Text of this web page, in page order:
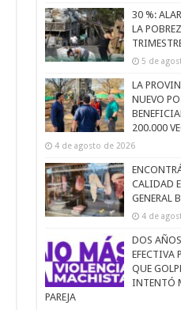
30 %:
LA
5 de
LA
NUEVO
200.000
4 de agosto de 2026
CALIDAD
GENERAL
4 de
DOS
EFECTIVA
QUE
INTENTÓ
PAREJA